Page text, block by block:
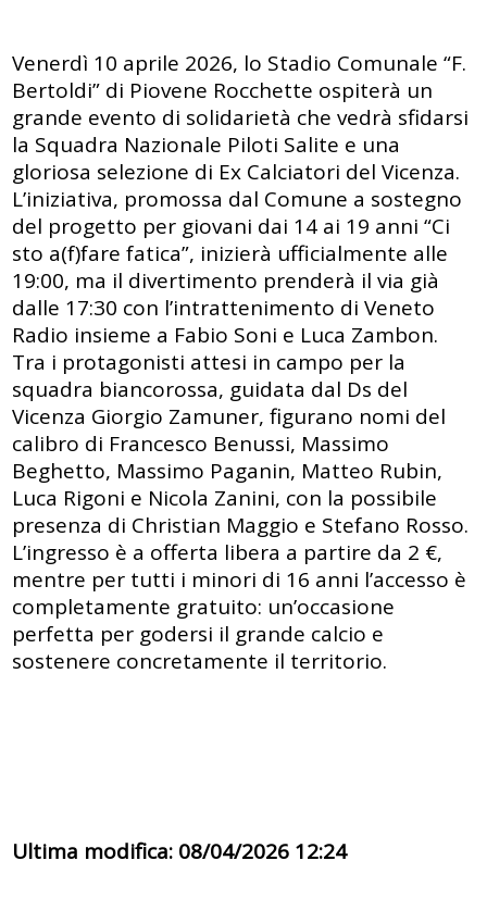
Venerdì 10 aprile 2026, lo Stadio Comunale “F.
Bertoldi” di Piovene Rocchette ospiterà un
grande evento di solidarietà che vedrà sfidarsi
la Squadra Nazionale Piloti Salite e una
gloriosa selezione di Ex Calciatori del Vicenza.
L’iniziativa, promossa dal Comune a sostegno
del progetto per giovani dai 14 ai 19 anni “Ci
sto a(f)fare fatica”, inizierà ufficialmente alle
19:00, ma il divertimento prenderà il via già
dalle 17:30 con l’intrattenimento di Veneto
Radio insieme a Fabio Soni e Luca Zambon.
Tra i protagonisti attesi in campo per la
squadra biancorossa, guidata dal Ds del
Vicenza Giorgio Zamuner, figurano nomi del
calibro di Francesco Benussi, Massimo
Beghetto, Massimo Paganin, Matteo Rubin,
Luca Rigoni e Nicola Zanini, con la possibile
presenza di Christian Maggio e Stefano Rosso.
L’ingresso è a offerta libera a partire da 2 €,
mentre per tutti i minori di 16 anni l’accesso è
completamente gratuito: un’occasione
perfetta per godersi il grande calcio e
sostenere concretamente il territorio.
Ultima modifica: 08/04/2026 12:24